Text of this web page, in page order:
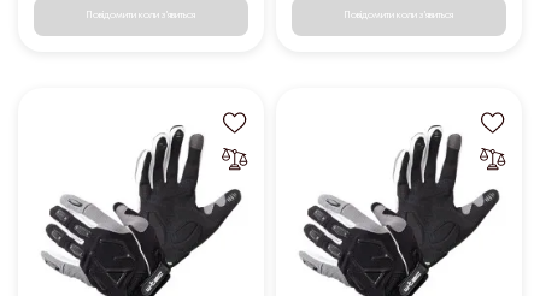
Повідомити коли з'явиться Повідомити коли з'явиться